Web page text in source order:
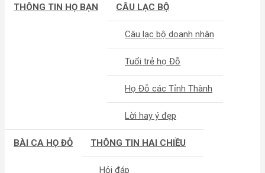
THÔNG TIN HỌ BẠN CÂU LẠC BỘ
Câu lạc bộ doanh nhân
Tuổi trẻ họ Đỗ
Họ Đỗ các Tỉnh Thành
Lời hay ý đẹp
BÀI CA HỌ ĐỖ THÔNG TIN HAI CHIỀU
Hỏi đáp